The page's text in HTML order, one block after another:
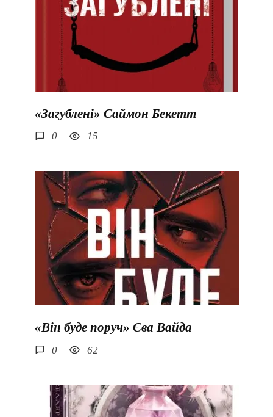
«Загублені» Саймон Бекетт
0 15
«Він буде поруч» Єва Вайда
0 62